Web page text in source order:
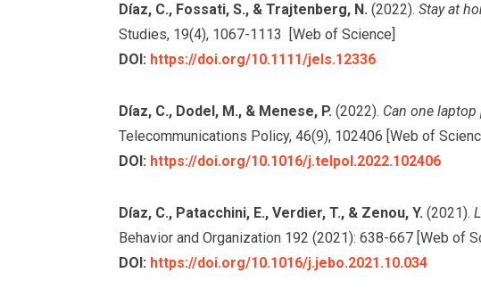
Díaz, C., Fossati, S., & Trajtenberg, N. (2022). Stay at
Studies, 19(4), 1067-1113 [Web of Science]
DOI: https://doi.org/10.1111/jels.12336
Díaz, C., Dodel, M., & Menese, P. (2022). Can one
Telecommunications Policy, 46(9), 102406 [Web of
DOI: https://doi.org/10.1016/j.telpol.2022.102406
Díaz, C., Patacchini, E., Verdier, T., & Zenou, Y. (2021).
Behavior and Organization 192 (2021): 638-667 [Web of
DOI: https://doi.org/10.1016/j.jebo.2021.10.034